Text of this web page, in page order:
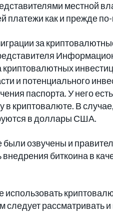
местной
платежи как и прежде
за
и потенциального
паспорта. У него
криптовалюте. В
в доллары США.
озвучены и
биткоина в
следует рассматривать